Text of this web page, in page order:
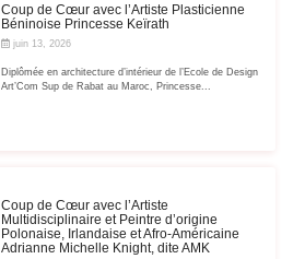
Coup de Cœur avec l’Artiste Plasticienne
Béninoise Princesse Keïrath
juin 13, 2026
Diplômée en architecture d’intérieur de l’Ecole de Design
Art’Com Sup de Rabat au Maroc, Princesse...
Coup de Cœur avec l’Artiste
Multidisciplinaire et Peintre d’origine
Polonaise, Irlandaise et Afro-Américaine
Adrianne Michelle Knight, dite AMK